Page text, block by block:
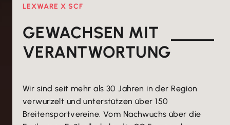
LEXWARE X SCF
GEWACHSEN MIT
VERANTWORTUNG
Wir sind seit mehr als 30 Jahren in der Region
verwurzelt und unterstützen über 150
Breitensportvereine. Vom Nachwuchs über die